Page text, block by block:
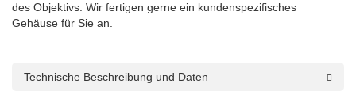
des Objektivs. Wir fertigen gerne ein kundenspezifisches
Gehäuse für Sie an.
Technische Beschreibung und Daten